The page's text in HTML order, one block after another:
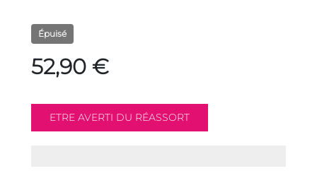
Épuisé
52,90 €